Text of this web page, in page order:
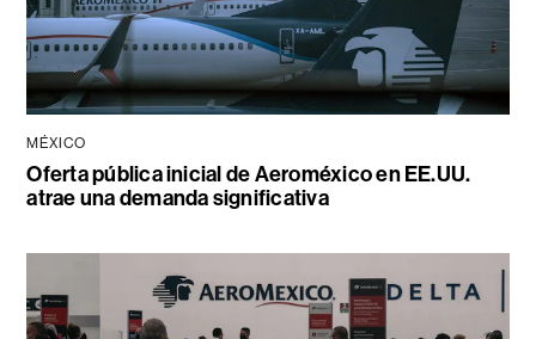
MÉXICO
Oferta pública inicial de Aeroméxico en EE.UU.
atrae una demanda significativa